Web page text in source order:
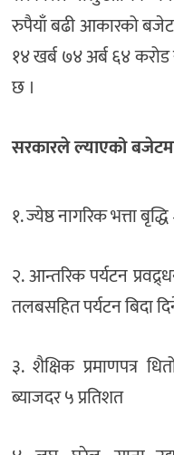
रुपैयाँ बढी आकारको
१४ खर्ब ७४ अर्ब ६४
छ ।
सरकारले ल्याएको
१. ज्येष्ठ नागरिक भत्ता
२. आन्तरिक पर्यटन
तलबसहित पर्यटन बिदा
३. शैक्षिक प्रमाणपत्र
ब्याजदर ५ प्रतिशत